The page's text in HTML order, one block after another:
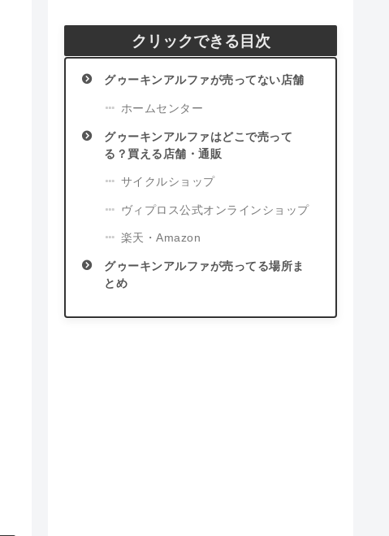
クリックできる目次
グゥーキンアルファが売ってない店舗
ホームセンター
グゥーキンアルファはどこで売って
る？買える店舗・通販
サイクルショップ
ヴィプロス公式オンラインショップ
楽天・Amazon
グゥーキンアルファが売ってる場所ま
とめ